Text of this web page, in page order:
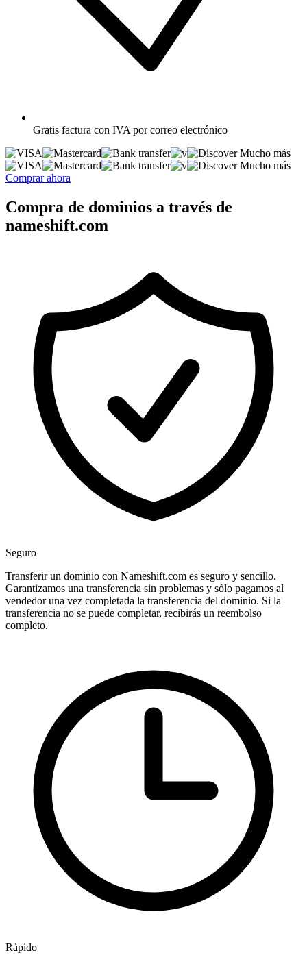
Gratis factura con IVA por correo electrónico
Mucho más
Mucho más
Comprar ahora
Compra de dominios a través de
nameshift.com
Seguro
Transferir un dominio con Nameshift.com es seguro y sencillo.
Garantizamos una transferencia sin problemas y sólo pagamos al
vendedor una vez completada la transferencia del dominio. Si la
transferencia no se puede completar, recibirás un reembolso
completo.
Rápido